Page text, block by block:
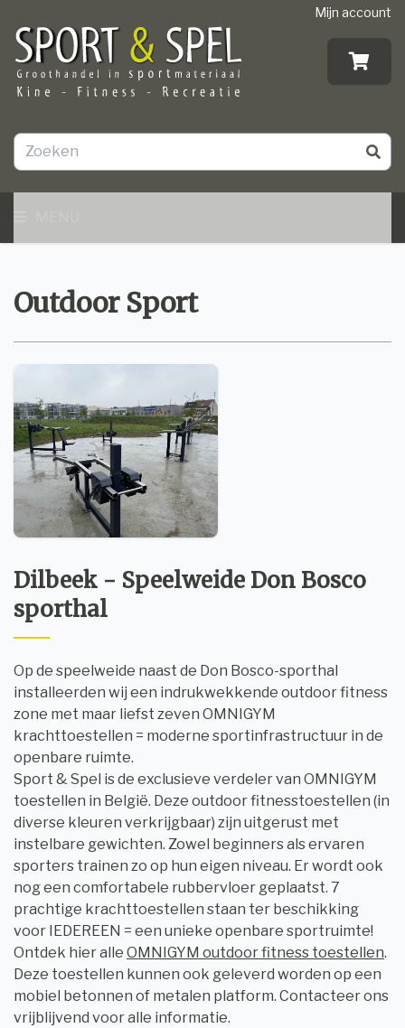
Mijn account
Outdoor Sport
Dilbeek - Speelweide Don Bosco
sporthal
Op de speelweide naast de Don Bosco-sporthal
installeerden wij een indrukwekkende outdoor fitness
zone met maar liefst zeven OMNIGYM
krachttoestellen = moderne sportinfrastructuur in de
openbare ruimte.
Sport & Spel is de exclusieve verdeler van OMNIGYM
toestellen in België. Deze outdoor fitnesstoestellen (in
diverse kleuren verkrijgbaar) zijn uitgerust met
instelbare gewichten. Zowel beginners als ervaren
sporters trainen zo op hun eigen niveau. Er wordt ook
nog een comfortabele rubbervloer geplaatst. 7
prachtige krachttoestellen staan ter beschikking
voor IEDEREEN = een unieke openbare sportruimte!
Ontdek hier alle OMNIGYM outdoor fitness toestellen.
Deze toestellen kunnen ook geleverd worden op een
mobiel betonnen of metalen platform. Contacteer ons
vrijblijvend voor alle informatie.